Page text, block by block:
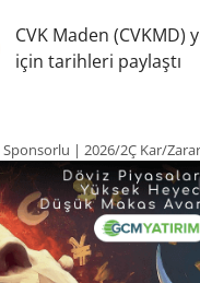
CVK Maden (CVKMD)
için tarihleri paylaştı
Sponsorlu | 2026/2Ç Kar/